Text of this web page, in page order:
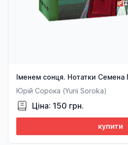
Іменем сонця. Нотатки Семена
Юрій Сорока (Yurii Soroka)
Ціна: 150 грн.
купити